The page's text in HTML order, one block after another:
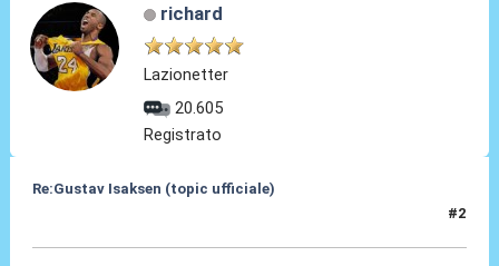
richard
Lazionetter
20.605
Registrato
Re:Gustav Isaksen (topic ufficiale)
#2